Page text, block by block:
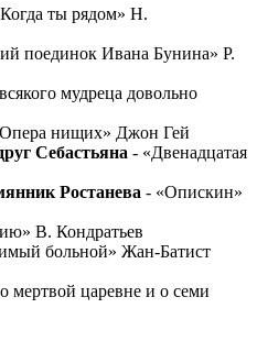
ты рядом» Н.
поединок Ивана Бунина» Р.
мудреца довольно
нищих» Джон Гей
Себастьяна - «Двенадцатая
Ростанева - «Опискин»
В. Кондратьев
больной» Жан-Батист
мертвой царевне и о семи